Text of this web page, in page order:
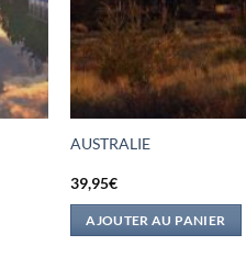
AUSTRALIE
39,95€
AJOUTER AU PANIER